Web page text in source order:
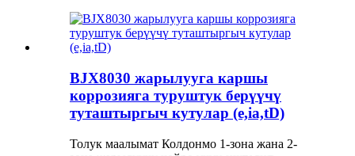
BJX8030 жарылууга каршы
коррозияга туруштук берүүчү
туташтыргыч кутулар (e,ia,tD)
Толук маалымат Колдонмо 1-зона жана 2-